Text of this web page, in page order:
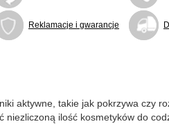
Reklamacje i gwarancje
aktywne, takie jak pokrzywa czy
niezliczoną ilość kosmetyków do